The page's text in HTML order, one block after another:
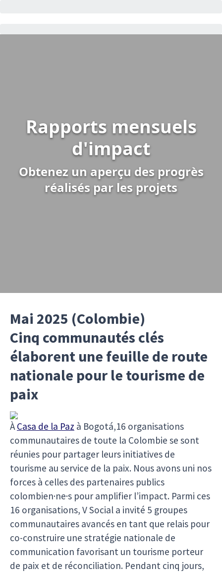
Rapports mensuels
d'impact
Obtenez un aperçu des progrès
réalisés par les projets
Mai 2025 (Colombie)
Cinq communautés clés
élaborent une feuille de route
nationale pour le tourisme de
paix
ÀCasa de la Paz à Bogotá,16 organisations
communautaires de toute la Colombie se sont
réunies pour partager leurs initiatives de
tourisme au service de la paix. Nous avons uni nos
forces à celles des partenaires publics
colombien·ne·s pour amplifier l’impact. Parmi ces
16 organisations, V Social a invité 5 groupes
communautaires avancés en tant que relais pour
co-construire une stratégie nationale de
communication favorisant un tourisme porteur
de paix et de réconciliation. Pendant cinq jours,